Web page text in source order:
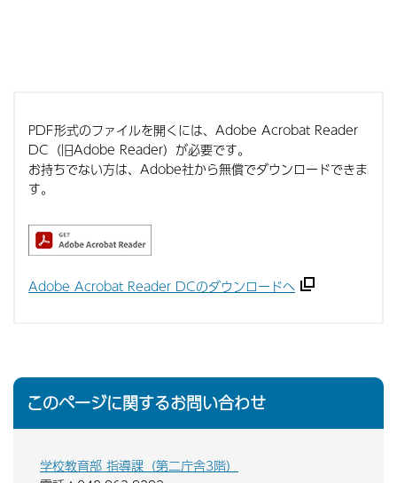
PDF形式のファイルを開くには、Adobe Acrobat Reader
DC（旧Adobe Reader）が必要です。
お持ちでない方は、Adobe社から無償でダウンロードできま
す。
Adobe Acrobat Reader DCのダウンロードへ
このページに関するお問い合わせ
学校教育部 指導課（第二庁舎3階）